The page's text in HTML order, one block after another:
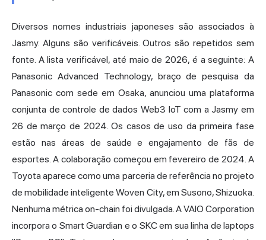
Diversos nomes industriais japoneses são associados à
Jasmy. Alguns são verificáveis. Outros são repetidos sem
fonte. A lista verificável, até maio de 2026, é a seguinte: A
Panasonic Advanced Technology, braço de pesquisa da
Panasonic com sede em Osaka, anunciou uma plataforma
conjunta de controle de dados Web3 IoT com a Jasmy em
26 de março de 2024. Os casos de uso da primeira fase
estão nas áreas de saúde e engajamento de fãs de
esportes. A colaboração começou em fevereiro de 2024. A
Toyota aparece como uma parceria de referência no projeto
de mobilidade inteligente Woven City, em Susono, Shizuoka.
Nenhuma métrica on-chain foi divulgada. A VAIO Corporation
incorpora o Smart Guardian e o SKC em sua linha de laptops